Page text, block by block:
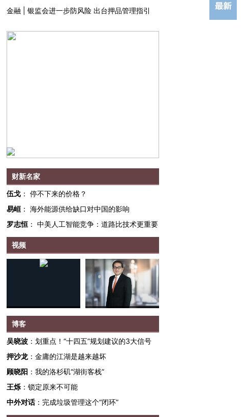
金融
银监会进一步防风险 出台押品管理指引
财新名家
伍戈 ： 停不下来的价格？
易峘 ： 海外能源供给缺口对中国的影响
罗志恒 ： 中美人工智能竞争：道路比技术更重要
视频
博客
吴晓波 ： 划重点！“十四五”规划建议的3大信号
押沙龙 ： 金庸的江湖是越来越坏
顾晓阳 ： 我的洛杉矶“湖街客栈”
王烁 ： 锁定原来不可能
中外对话： 完成垃圾管理这个“闭环”